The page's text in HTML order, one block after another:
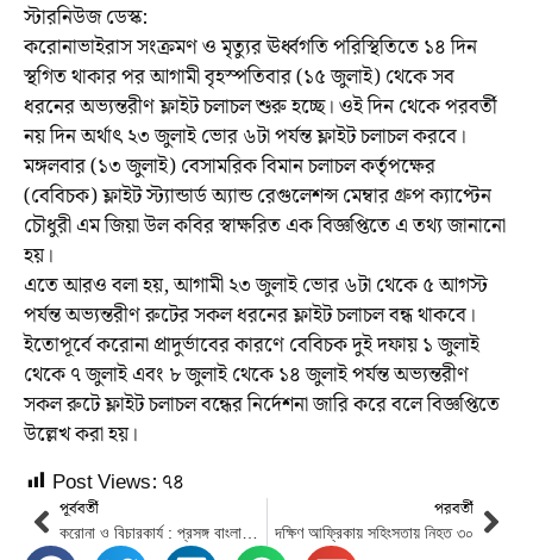
স্টারনিউজ ডেস্ক:
করোনাভাইরাস সংক্রমণ ও মৃত্যুর ঊর্ধ্বগতি পরিস্থিতিতে ১৪ দিন
স্থগিত থাকার পর আগামী বৃহস্পতিবার (১৫ জুলাই) থেকে সব
ধরনের অভ্যন্তরীণ ফ্লাইট চলাচল শুরু হচ্ছে। ওই দিন থেকে পরবর্তী
নয় দিন অর্থাৎ ২৩ জুলাই ভোর ৬টা পর্যন্ত ফ্লাইট চলাচল করবে।
মঙ্গলবার (১৩ জুলাই) বেসামরিক বিমান চলাচল কর্তৃপক্ষের
(বেবিচক) ফ্লাইট স্ট্যান্ডার্ড অ্যান্ড রেগুলেশন্স মেম্বার গ্রুপ ক্যাপ্টেন
চৌধুরী এম জিয়া উল কবির স্বাক্ষরিত এক বিজ্ঞপ্তিতে এ তথ্য জানানো
হয়।
এতে আরও বলা হয়, আগামী ২৩ জুলাই ভোর ৬টা থেকে ৫ আগস্ট
পর্যন্ত অভ্যন্তরীণ রুটের সকল ধরনের ফ্লাইট চলাচল বন্ধ থাকবে।
ইতোপূর্বে করোনা প্রাদুর্ভাবের কারণে বেবিচক দুই দফায় ১ জুলাই
থেকে ৭ জুলাই এবং ৮ জুলাই থেকে ১৪ জুলাই পর্যন্ত অভ্যন্তরীণ
সকল রুটে ফ্লাইট চলাচল বন্ধের নির্দেশনা জারি করে বলে বিজ্ঞপ্তিতে
উল্লেখ করা হয়।
Post Views: ৭৪
পূর্ববর্তী পরবর্তী
দক্ষিণ আফ্রিকায় সহিংসতায় নিহত ৩০